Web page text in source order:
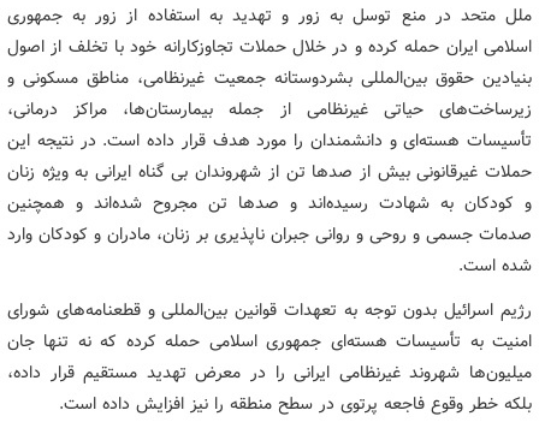
ملل متحد در منع توسل به زور و تهدید به استفاده از زور به جمهوری
اسلامی ایران حمله کرده و در خلال حملات تجاوزکارانه خود با تخلف از اصول
بنیادین حقوق بین‌المللی بشردوستانه جمعیت غیرنظامی، مناطق مسکونی و
زیرساخت‌های حیاتی غیرنظامی از جمله بیمارستان‌ها، مراکز درمانی،
تأسیسات هسته‌ای و دانشمندان را مورد هدف قرار داده است. در نتیجه این
حملات غیرقانونی بیش از صدها تن از شهروندان بی گناه ایرانی به ویژه زنان
و کودکان به شهادت رسیده‌اند و صدها تن مجروح شده‌اند و همچنین
صدمات جسمی و روحی و روانی جبران ناپذیری بر زنان، مادران و کودکان وارد
شده است.
رژیم اسرائیل بدون توجه به تعهدات قوانین بین‌المللی و قطعنامه‌های شورای
امنیت به تأسیسات هسته‌ای جمهوری اسلامی حمله کرده که نه تنها جان
میلیون‌ها شهروند غیرنظامی ایرانی را در معرض تهدید مستقیم قرار داده،
بلکه خطر وقوع فاجعه پرتوی در سطح منطقه را نیز افزایش داده است.